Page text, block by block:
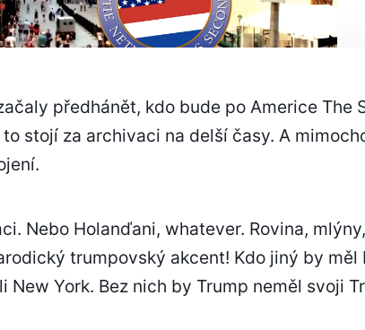
KDO
BUDE
DRUHÝMI?
předhánět, kdo bude po Americe The
stojí za archivaci na delší časy. A
Nebo Holanďani, whatever. Rovina,
trumpovský akcent! Kdo jiný by
New York. Bez nich by Trump neměl svoji